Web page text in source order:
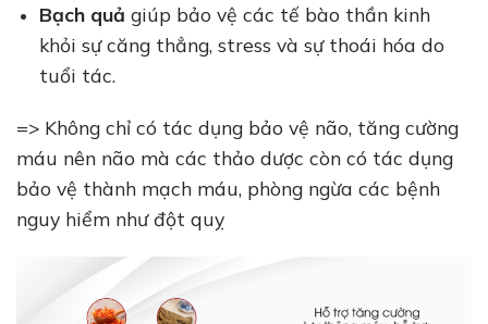
Bạch quả giúp bảo vệ các tế bào thần kinh
khỏi sự căng thẳng, stress và sự thoái hóa do
tuổi tác.
=> Không chỉ có tác dụng bảo vệ não, tăng cường
máu nên não mà các thảo dược còn có tác dụng
bảo vệ thành mạch máu, phòng ngừa các bệnh
nguy hiểm như đột quỵ